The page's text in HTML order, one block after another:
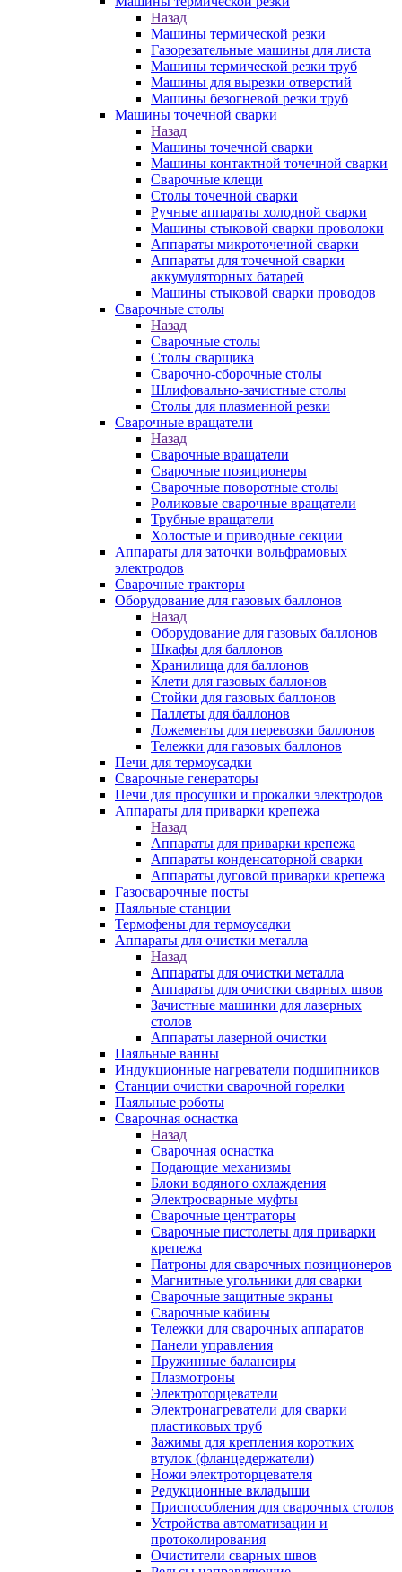
Назад
Машины термической резки
Газорезательные машины для листа
Машины термической резки труб
Машины для вырезки отверстий
Машины безогневой резки труб
Машины точечной сварки
Назад
Машины точечной сварки
Машины контактной точечной сварки
Сварочные клещи
Столы точечной сварки
Ручные аппараты холодной сварки
Машины стыковой сварки проволоки
Аппараты микроточечной сварки
Аппараты для точечной сварки
аккумуляторных батарей
Машины стыковой сварки проводов
Сварочные столы
Назад
Сварочные столы
Столы сварщика
Сварочно-сборочные столы
Шлифовально-зачистные столы
Столы для плазменной резки
Сварочные вращатели
Назад
Сварочные вращатели
Сварочные позиционеры
Сварочные поворотные столы
Роликовые сварочные вращатели
Трубные вращатели
Холостые и приводные секции
Аппараты для заточки вольфрамовых
электродов
Сварочные тракторы
Оборудование для газовых баллонов
Назад
Оборудование для газовых баллонов
Шкафы для баллонов
Хранилища для баллонов
Клети для газовых баллонов
Стойки для газовых баллонов
Паллеты для баллонов
Ложементы для перевозки баллонов
Тележки для газовых баллонов
Печи для термоусадки
Сварочные генераторы
Печи для просушки и прокалки электродов
Аппараты для приварки крепежа
Назад
Аппараты для приварки крепежа
Аппараты конденсаторной сварки
Аппараты дуговой приварки крепежа
Газосварочные посты
Паяльные станции
Термофены для термоусадки
Аппараты для очистки металла
Назад
Аппараты для очистки металла
Аппараты для очистки сварных швов
Зачистные машинки для лазерных
столов
Аппараты лазерной очистки
Паяльные ванны
Индукционные нагреватели подшипников
Станции очистки сварочной горелки
Паяльные роботы
Сварочная оснастка
Назад
Сварочная оснастка
Подающие механизмы
Блоки водяного охлаждения
Электросварные муфты
Сварочные центраторы
Сварочные пистолеты для приварки
крепежа
Патроны для сварочных позиционеров
Магнитные угольники для сварки
Сварочные защитные экраны
Сварочные кабины
Тележки для сварочных аппаратов
Панели управления
Пружинные балансиры
Плазмотроны
Электроторцеватели
Электронагреватели для сварки
пластиковых труб
Зажимы для крепления коротких
втулок (фланцедержатели)
Ножи электроторцевателя
Редукционные вкладыши
Приспособления для сварочных столов
Устройства автоматизации и
протоколирования
Очистители сварных швов